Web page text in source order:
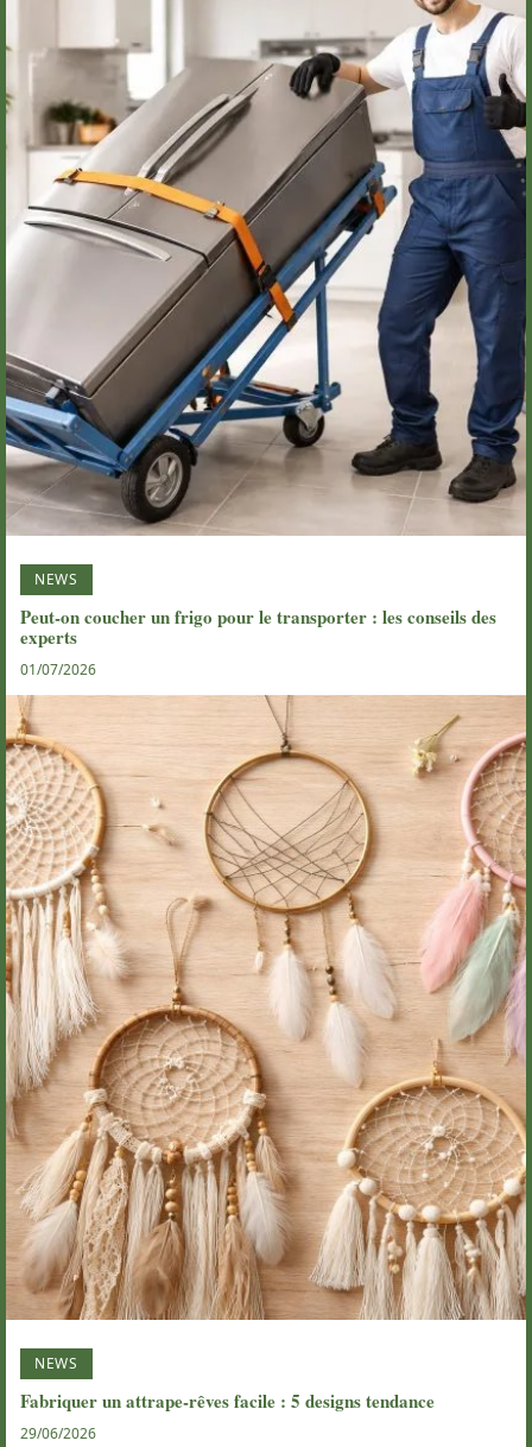
NEWS
Peut-on coucher un frigo pour le transporter : les conseils des
experts
01/07/2026
NEWS
Fabriquer un attrape-rêves facile : 5 designs tendance
29/06/2026